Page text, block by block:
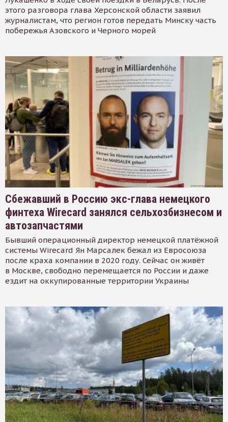
этого разговора глава Херсонской области заявил
журналистам, что регион готов передать Минску часть
побережья Азовского и Черного морей
Сбежавший в Россию экс-глава немецкого
финтеха Wirecard занялся сельхозбизнесом и
автозапчастями
Бывший операционный директор немецкой платёжной
системы Wirecard Ян Марсалек бежал из Евросоюза
после краха компании в 2020 году. Сейчас он живёт
в Москве, свободно перемещается по России и даже
ездит на оккупированные территории Украины